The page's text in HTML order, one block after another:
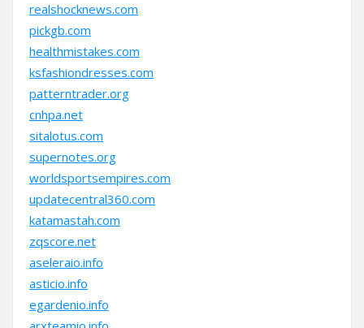
realshocknews.com
pickgb.com
healthmistakes.com
ksfashiondresses.com
patterntrader.org
cnhpa.net
sitalotus.com
supernotes.org
worldsportsempires.com
updatecentral360.com
katamastah.com
zqscore.net
aseleraio.info
asticio.info
egardenio.info